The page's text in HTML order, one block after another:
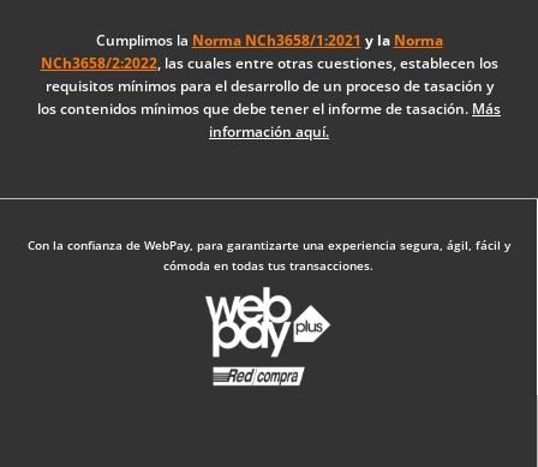
o
o
k
d
i
n
g
r
a
Cumplimos la Norma NCh3658/1:2021 y la Norma
NCh3658/2:2022, las cuales entre otras cuestiones, establecen los
requisitos mínimos para el desarrollo de un proceso de tasación y
los contenidos mínimos que debe tener el informe de tasación. Más
información aquí.
Con la confianza de WebPay, para garantizarte una experiencia segura, ágil, fácil y
cómoda en todas tus transacciones.